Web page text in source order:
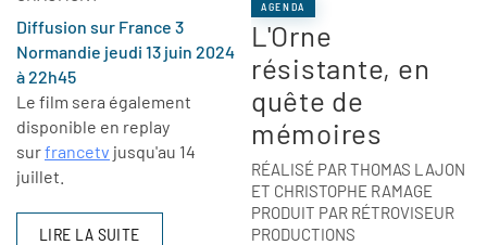
Diffusion sur France 3
Normandie jeudi 13 juin 2024
à 22h45
Le film sera également
disponible en replay
surfrancetv jusqu'au 14
juillet.
LIRE LA SUITE
AGENDA
L'Orne
résistante, en
quête de
mémoires
RÉALISÉ PAR THOMAS LAJON
ET CHRISTOPHE RAMAGE
PRODUIT PAR RÉTROVISEUR
PRODUCTIONS